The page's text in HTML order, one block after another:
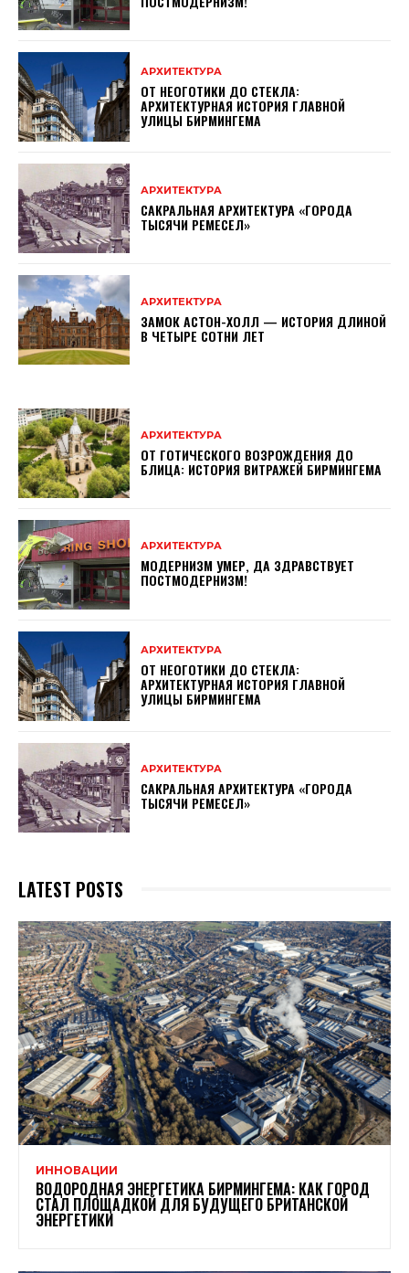
АРХИТЕКТУРА
ОТ НЕОГОТИКИ ДО СТЕКЛА:
АРХИТЕКТУРНАЯ ИСТОРИЯ ГЛАВНОЙ
УЛИЦЫ БИРМИНГЕМА
АРХИТЕКТУРА
САКРАЛЬНАЯ АРХИТЕКТУРА «ГОРОДА
ТЫСЯЧИ РЕМЕСЕЛ»
АРХИТЕКТУРА
ЗАМОК АСТОН-ХОЛЛ — ИСТОРИЯ ДЛИНОЙ
В ЧЕТЫРЕ СОТНИ ЛЕТ
АРХИТЕКТУРА
ОТ ГОТИЧЕСКОГО ВОЗРОЖДЕНИЯ ДО
БЛИЦА: ИСТОРИЯ ВИТРАЖЕЙ БИРМИНГЕМА
АРХИТЕКТУРА
МОДЕРНИЗМ УМЕР, ДА ЗДРАВСТВУЕТ
ПОСТМОДЕРНИЗМ!
АРХИТЕКТУРА
ОТ НЕОГОТИКИ ДО СТЕКЛА:
АРХИТЕКТУРНАЯ ИСТОРИЯ ГЛАВНОЙ
УЛИЦЫ БИРМИНГЕМА
АРХИТЕКТУРА
САКРАЛЬНАЯ АРХИТЕКТУРА «ГОРОДА
ТЫСЯЧИ РЕМЕСЕЛ»
LATEST POSTS
ИННОВАЦИИ
ВОДОРОДНАЯ ЭНЕРГЕТИКА БИРМИНГЕМА: КАК ГОРОД
СТАЛ ПЛОЩАДКОЙ ДЛЯ БУДУЩЕГО БРИТАНСКОЙ
ЭНЕРГЕТИКИ